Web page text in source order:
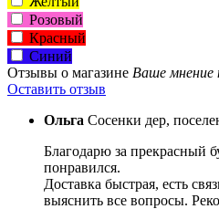
Розовый
Красный
Синий
Отзывы о магазине Ваше мнение
Оставить отзыв
Ольга Сосенки дер,
Благодарю за прекрасный
понравился.
Доставка быстрая, есть
выяснить все вопросы.